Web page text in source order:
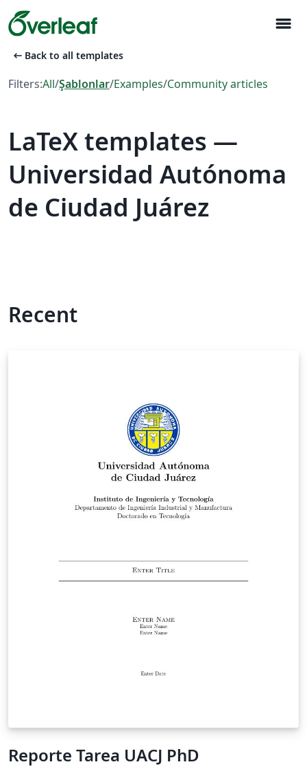
menu
arrow_left_alt Back to all templates
Filters:All/Şablonlar/Examples/Community articles
LaTeX templates —
Universidad Autónoma
de Ciudad Juárez
Recent
Reporte Tarea UACJ PhD